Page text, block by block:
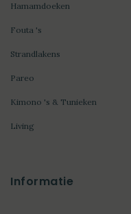
Hamamdoeken
Fouta 's
Strandlakens
Pareo
Kimono 's & Tunieken
Living
Informatie